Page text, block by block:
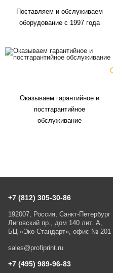
Поставляем и обслуживаем
оборудование с 1997 года
Оказываем гарантийное и
постгарантийное
обслуживание
+7 (812) 305-30-86
192007, Россия, Санкт-Петербург
Лиговский пр., дом 140 лит. А,
БЦ «Эко-Стандарт», офис № 201
sales@profiprint.ru
+7 (495) 989-96-83